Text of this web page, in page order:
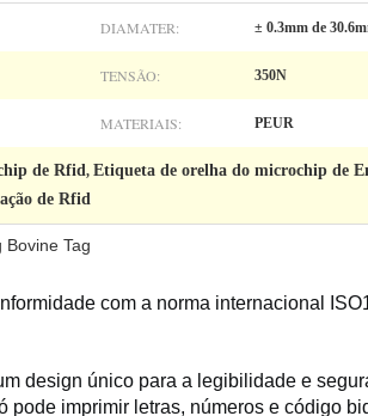
DIAMATER: ± 0.3mm de
TENSÃO: 350N
MATERIAIS: PEUR
de Rfid, Etiqueta de orelha do microchip de
de Rfid
Bovine Tag
com a norma internacional
design único para a legibilidade e
pode imprimir letras, números e código